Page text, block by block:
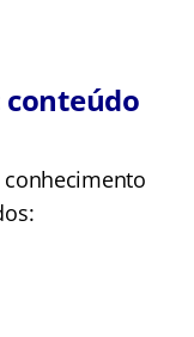
conteúdo